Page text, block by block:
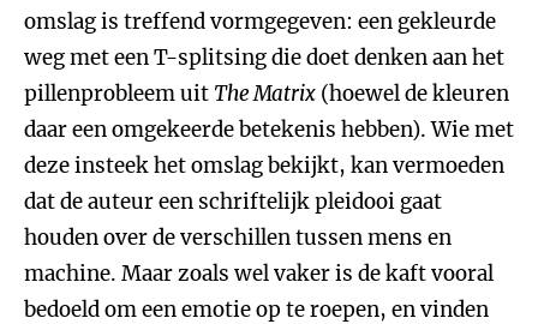
omslag is treffend vormgegeven: een gekleurde
weg met een T-splitsing die doet denken aan het
pillenprobleem uit The Matrix (hoewel de kleuren
daar een omgekeerde betekenis hebben). Wie met
deze insteek het omslag bekijkt, kan vermoeden
dat de auteur een schriftelijk pleidooi gaat
houden over de verschillen tussen mens en
machine. Maar zoals wel vaker is de kaft vooral
bedoeld om een emotie op te roepen, en vinden